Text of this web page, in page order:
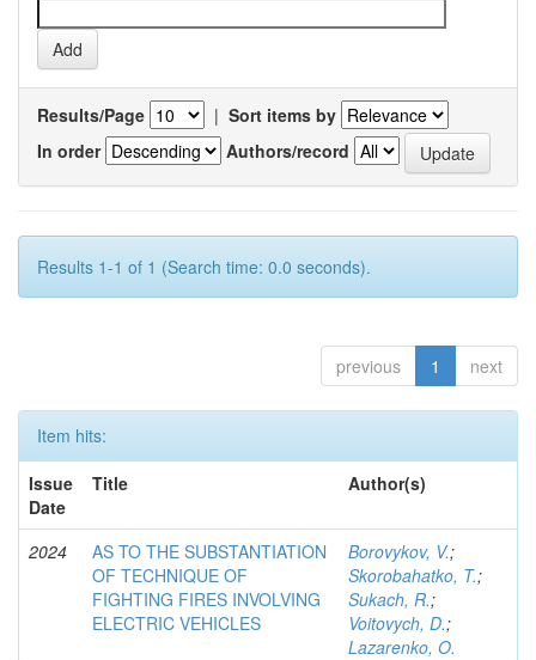
Results/Page | Sort items by
In order
Authors/record
Results 1-1 of 1 (Search time: 0.0 seconds).
previous 1 next
Item hits:
Issue
Date
Title Author(s)
2024
AS TO THE SUBSTANTIATION
OF TECHNIQUE OF
FIGHTING FIRES INVOLVING
ELECTRIC VEHICLES
Borovykov, V.;
Skorobahatko, T.;
Sukach, R.;
Voitovych, D.;
Lazarenko, O.